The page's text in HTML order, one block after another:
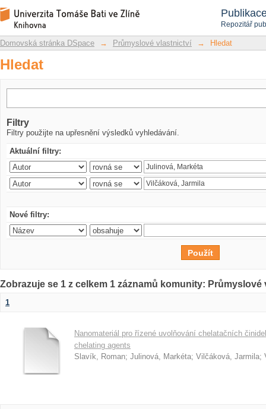
Repozitář
Hledat
Repozitář DSpace/Manakin
Domovská stránka DSpace → Průmyslové vlastnictví → Hledat
Hledat
Filtry
Filtry použijte na upřesnění výsledků vyhledávání.
Aktuální filtry:
Nové filtry:
Zobrazuje se 1 z celkem 1 záznamů komunity:
1
Nanomateriál pro řízené uvolňování chelatačních
chelating agents
Slavík, Roman; Julinová, Markéta; Vilčáková, Jarmila;